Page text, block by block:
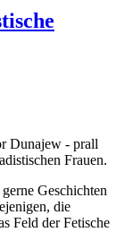
Dunajew - prall
Frauen.
Geschichten
die
Feld der Fetische